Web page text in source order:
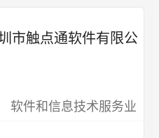
市触点通软件有限公
软件和信息技术服务业